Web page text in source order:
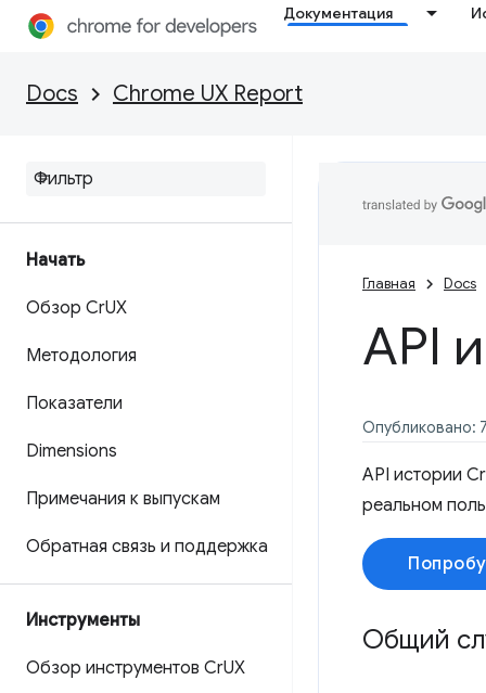
Документация
Docs Chrome UX Report
Начать
Обзор CrUX
Методология
Показатели
Dimensions
Примечания к выпускам
Обратная связь и поддержка
Инструменты
Обзор инструментов CrUX
Главная Docs
API
Опубликовано:
API истории
реальном
Общий